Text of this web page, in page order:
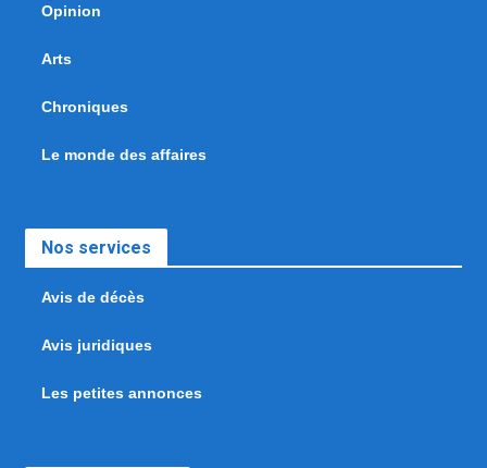
Opinion
Arts
Chroniques
Le monde des affaires
Nos services
Avis de décès
Avis juridiques
Les petites annonces